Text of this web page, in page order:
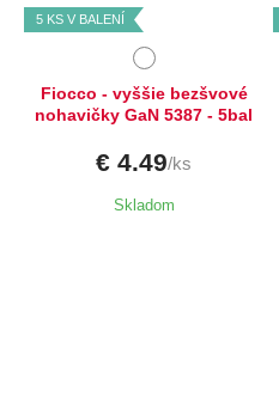
5 KS V BALENÍ
Fiocco - vyššie bezšvové
nohavičky GaN 5387 - 5bal
€ 4.49/ks
Skladom